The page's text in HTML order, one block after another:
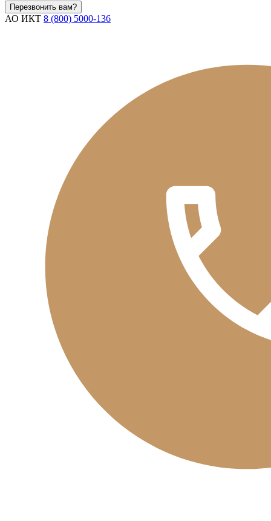
Перезвонить вам?
АО ИКТ 8 (800) 5000-136